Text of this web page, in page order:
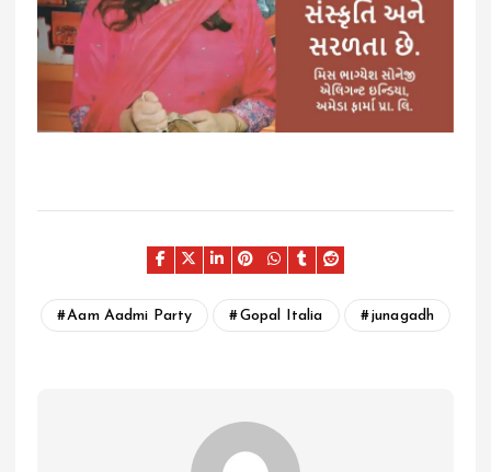
Aam Aadmi Party Gopal Italia junagadh